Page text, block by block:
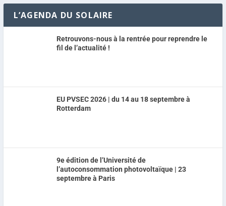
L’AGENDA DU SOLAIRE
Retrouvons-nous à la rentrée pour reprendre le
fil de l’actualité !
EU PVSEC 2026 | du 14 au 18 septembre à
Rotterdam
9e édition de l’Université de
l’autoconsommation photovoltaïque | 23
septembre à Paris